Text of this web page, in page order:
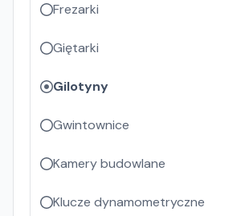
Frezarki
Giętarki
Gilotyny
Gwintownice
Kamery budowlane
Klucze dynamometryczne